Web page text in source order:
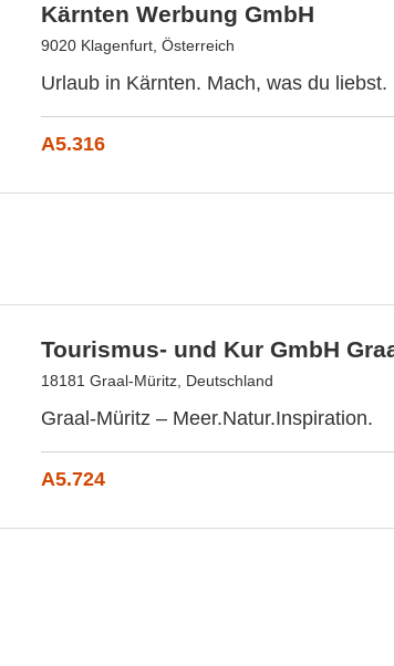
Kärnten Werbung GmbH
9020 Klagenfurt, Österreich
Urlaub in Kärnten. Mach, was du liebst.
A5.316
Tourismus- und Kur GmbH
18181 Graal-Müritz, Deutschland
Graal-Müritz – Meer.Natur.Inspiration.
A5.724